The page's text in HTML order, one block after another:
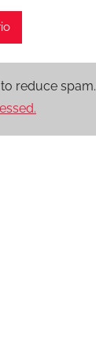
reduce spam.